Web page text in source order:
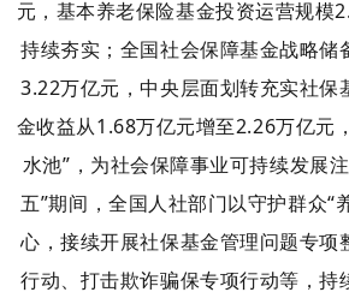
元，基本养老保险基金投资运营规模
持续夯实； 全国社会保障基金战略储
3.22万亿元，中央层面划转充实社保
金收益从1.68万亿元增至2.26万亿元
水池”，为社会保障事业可持续发展
五”期间，全国人社部门以守护群众“
心，接续开展社保基金管理问题专项
行动、打击欺诈骗保专项行动等，持